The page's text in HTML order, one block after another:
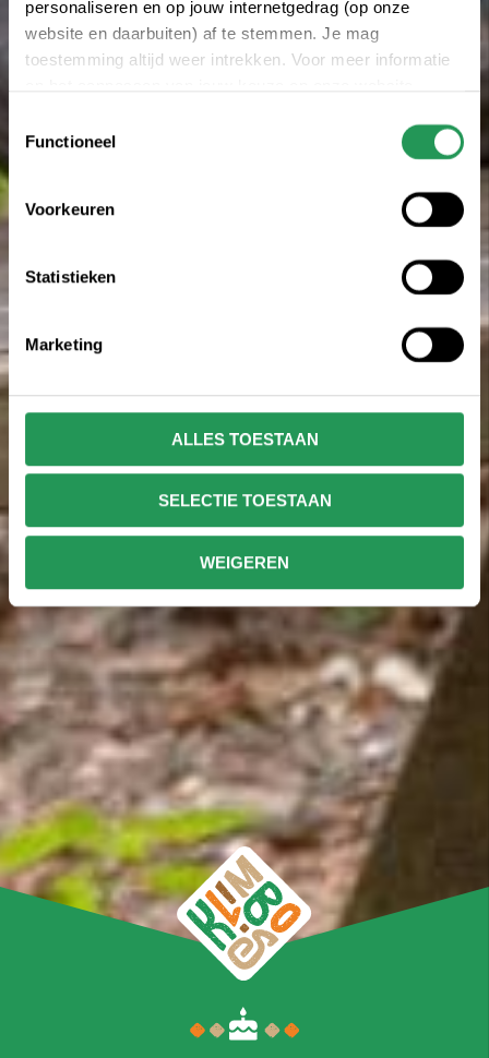
personaliseren en op jouw internetgedrag (op onze
website en daarbuiten) af te stemmen. Je mag
toestemming altijd weer intrekken. Voor meer informatie
Functioneel
Voorkeuren
Statistieken
Marketing
ALLES TOESTAAN
SELECTIE TOESTAAN
WEIGEREN